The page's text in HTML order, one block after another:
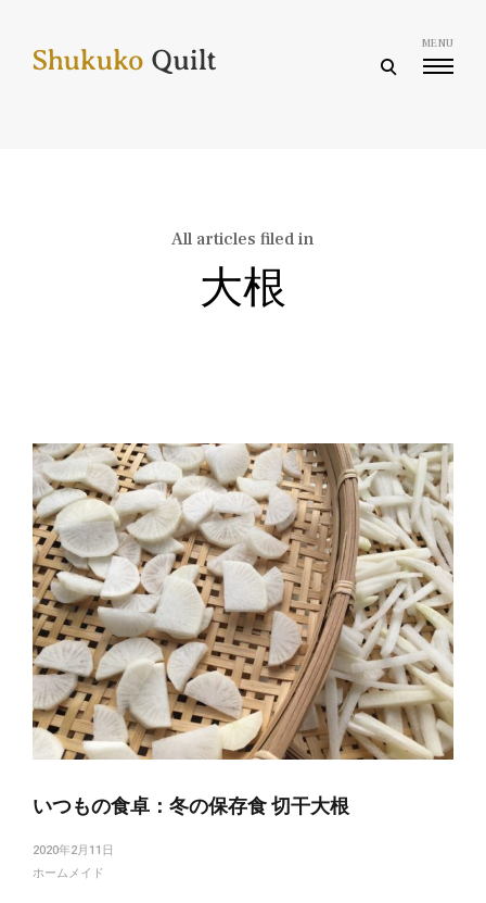
content
open
MENU
All articles filed in
大根
いつもの食卓：冬の保存食 切干大根
2020年2月11日
ホームメイド